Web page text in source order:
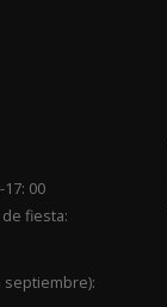
17: 00
fiesta:
septiembre):